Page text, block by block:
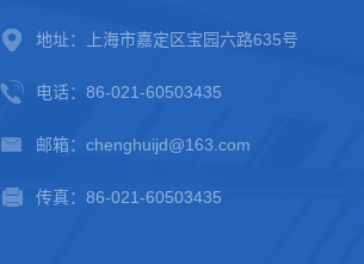
地址：上海市嘉定区宝园六路635号
电话：86-021-60503435
邮箱：chenghuijd@163.com
传真：86-021-60503435